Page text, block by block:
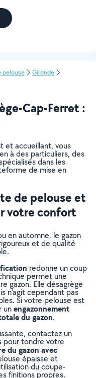
pelouse
Gironde
Cap-Ferret :
et accueillant, vous
à des particuliers, des
dans les
de mise en
de pelouse et
votre confort
en automne, le gazon
et de qualité
redonne un coup
permet une
gazon. Elle désagrège
n’agit cependant pas
Si votre pelouse est
unengazonnement
du gazon.
contactez un
pour tondre votre
du gazon avec
épaisse et
du coupe-
finitions propres.